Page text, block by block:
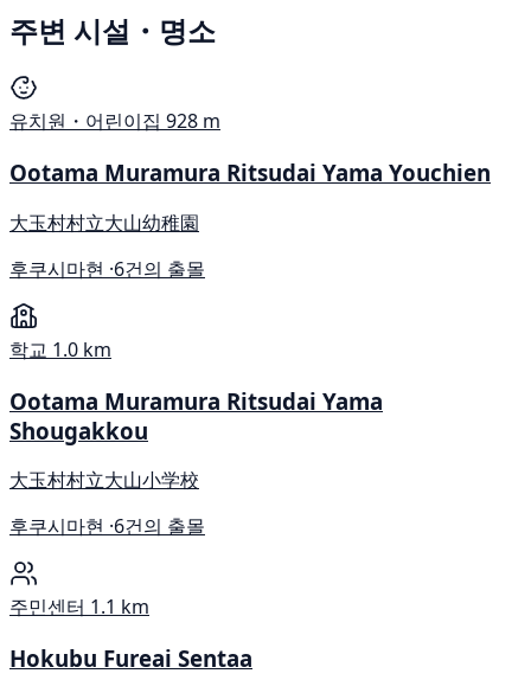
주변 시설・명소
유치원・어린이집 928 m
Ootama Muramura Ritsudai Yama Youchien
大玉村村立大山幼稚園
후쿠시마현 ·6건의 출몰
학교 1.0 km
Ootama Muramura Ritsudai Yama
Shougakkou
大玉村村立大山小学校
후쿠시마현 ·6건의 출몰
주민센터 1.1 km
Hokubu Fureai Sentaa